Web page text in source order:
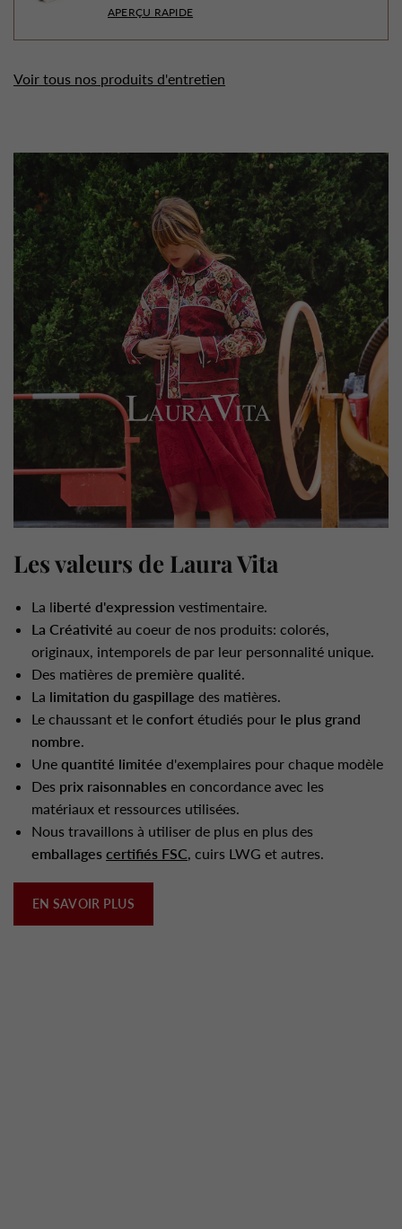
APERÇU RAPIDE
Voir tous nos produits d'entretien
Les valeurs de Laura Vita
La liberté d'expression vestimentaire.
La Créativité au coeur de nos produits: colorés,
originaux, intemporels de par leur personnalité unique.
Des matières de première qualité.
La limitation du gaspillage des matières.
Le chaussant et le confort étudiés pour le plus grand
nombre.
Une quantité limitée d'exemplaires pour chaque modèle
Des prix raisonnables en concordance avec les
matériaux et ressources utilisées.
Nous travaillons à utiliser de plus en plus des
emballages certifiés FSC, cuirs LWG et autres.
EN SAVOIR PLUS